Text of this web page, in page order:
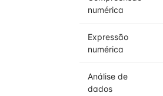
numérica
Expressão
numérica
Análise de
dados